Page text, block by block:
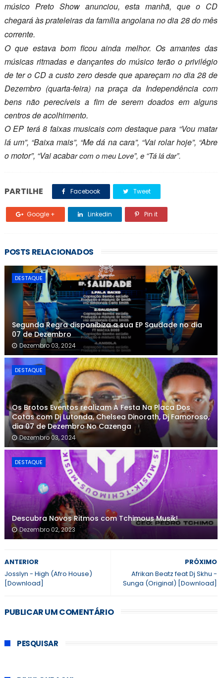
músico Preto Show anunciou, esta manhã, que o CD
chegará às prateleiras da família angolana no dia 28 do mês
corrente.
O que estava bom ficou ainda melhor. Os amantes das
músicas ritmadas e dançantes do músico terão o privilégio
de ter o CD a custo zero desde que apareçam no dia 28 de
Dezembro (quarta-feira) na praça da Independência com
bens não perecíveis a fim de serem doados em alguns
centros de acolhimento.
O EP terá 8 faixas musicais com destaque para “Vou matar
lá um”, “Baixa mais”, “Me dá na cara”, “Vai rolar hoje”, “Abre
o motor”, “Vai acabar com o meu Love”, e “Tá lá dar”.
PARTILHE Facebook Tweet
Google + Linkedin Pin it
POSTS RELACIONADOS
DESTAQUE
Segunda Regra disponibiza a sua EP Saudade no dia
07 de Dezembro
Dezembro 03, 2024
DESTAQUE
Os Brotos Eventos realizam A Festa Na Placa Dos
Cotas com Dj Lutonda, Chelsea Dinorath, Dj Famoroso,
dia 07 de Dezembro No Cazenga
Dezembro 03, 2024
DESTAQUE
Descubra Novos Ritmos com Tchimous Musik!
Dezembro 02, 2023
PRÓXIMO
Afrikan Beatz feat Dj Skhu -
Sunga (Original) [Download]
ANTERIOR
Josslyn - High (Afro House)
[Download]
PUBLICAR UM COMENTÁRIO
PESQUISAR